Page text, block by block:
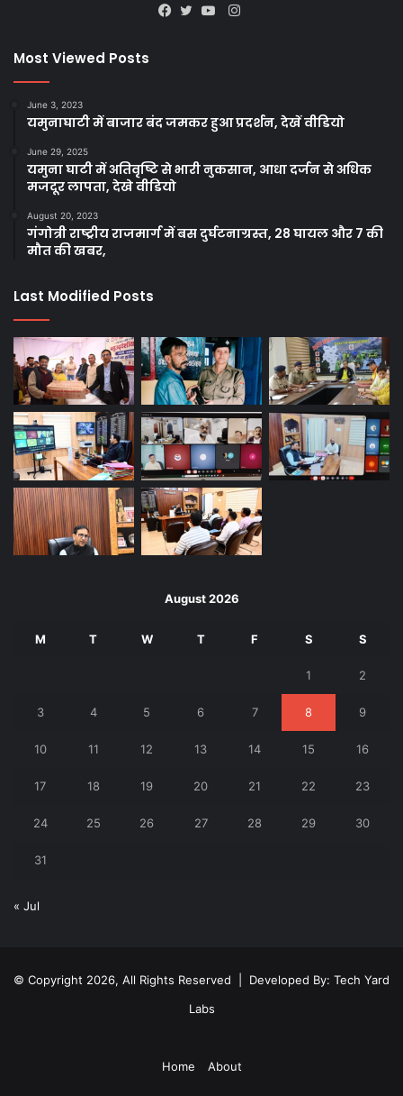
Instagram
Most Viewed Posts
June 3, 2023
यमुनाघाटी में बाजार बंद जमकर हुआ प्रदर्शन, देखें वीडियो
June 29, 2025
यमुना घाटी में अतिवृष्टि से भारी नुकसान, आधा दर्जन से अधिक
मजदूर लापता, देखे वीडियो
August 20, 2023
गंगोत्री राष्ट्रीय राजमार्ग में बस दुर्घटनाग्रस्त, 28 घायल और 7 की
मौत की खबर,
Last Modified Posts
August 2026
M T W T F S S
1 2
3 4 5 6 7 8 9
10 11 12 13 14 15 16
17 18 19 20 21 22 23
24 25 26 27 28 29 30
31
« Jul
© Copyright 2026, All Rights Reserved | Developed By: Tech Yard
Labs
Home About